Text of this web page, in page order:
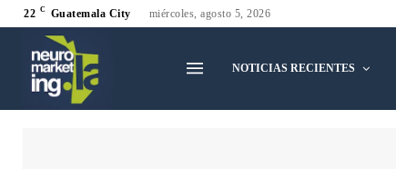
22 C Guatemala City miércoles, agosto 5, 2026
NOTICIAS RECIENTES